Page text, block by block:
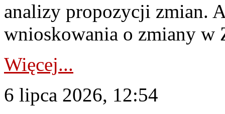
analizy propozycji zmian.
wnioskowania o zmiany w
Więcej...
6 lipca 2026, 12:54